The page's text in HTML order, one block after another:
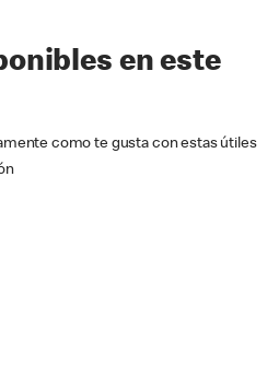
en este
como te gusta con estas útiles